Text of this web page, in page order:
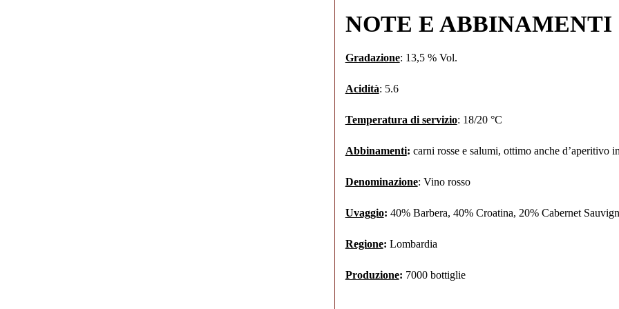
NOTE E ABBINAMENTI
Gradazione: 13,5 % Vol.
Acidità: 5.6
Temperatura di servizio: 18/20 °C
Abbinamenti: carni rosse e salumi, ottimo anche d’aperitivo
Denominazione: Vino rosso
Uvaggio: 40% Barbera, 40% Croatina, 20% Cabernet
Regione: Lombardia
Produzione: 7000 bottiglie